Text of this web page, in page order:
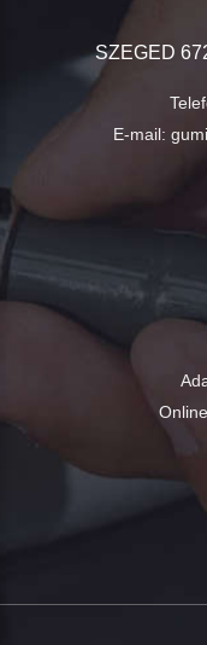
SZEGED
E-mail: